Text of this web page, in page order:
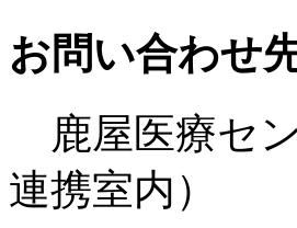
お問い合わせ
鹿屋医療セ
連携室内）